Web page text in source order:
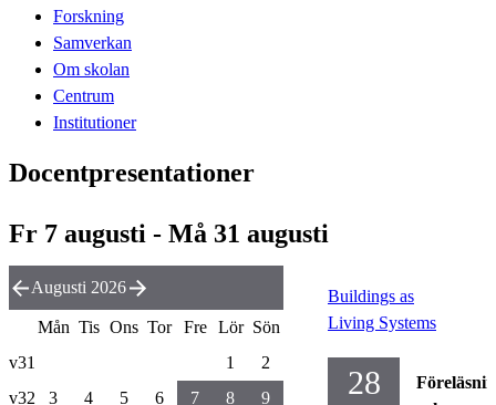
Forskning
Samverkan
Om skolan
Centrum
Institutioner
Docentpresentationer
Fr 7 augusti - Må 31 augusti
Buildings as
Living Systems
28
Augusti 2026
Mån Tis Ons Tor Fre Lör Sön
v31
1
2
v32
3 4 5 6 7 8
9